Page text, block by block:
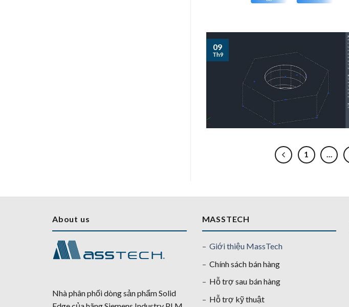
09
Th9
1 …
About us
Nhà phân phối dòng sản phẩm Solid
MASSTECH
– Giới thiệu MassTech
– Chính sách bán hàng
– Hỗ trợ sau bán hàng
– Hỗ trợ kỹ thuật